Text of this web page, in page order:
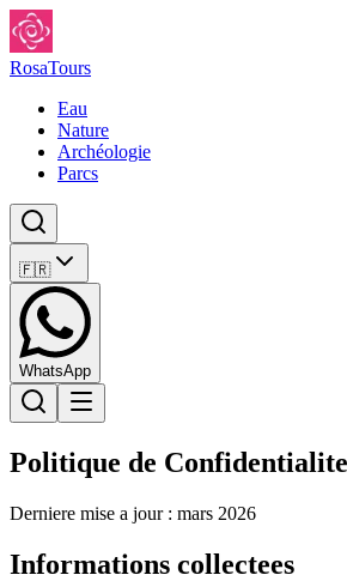
RosaTours
Eau
Nature
Archéologie
Parcs
🇫🇷
WhatsApp
Politique de Confidentialite
Derniere mise a jour : mars 2026
Informations collectees